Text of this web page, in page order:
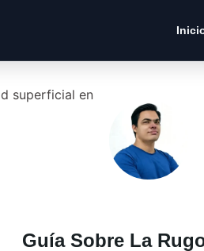
superficial en
Guía Sobre La